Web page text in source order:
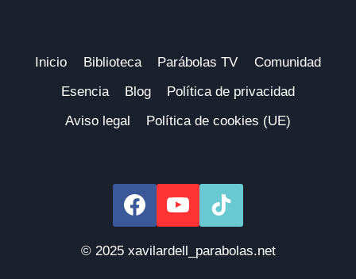
Inicio Biblioteca Parábolas TV
Comunidad
Esencia
Blog
Política de privacidad
Aviso legal
Política de cookies (UE)
© 2025 xavilardell_parabolas.net